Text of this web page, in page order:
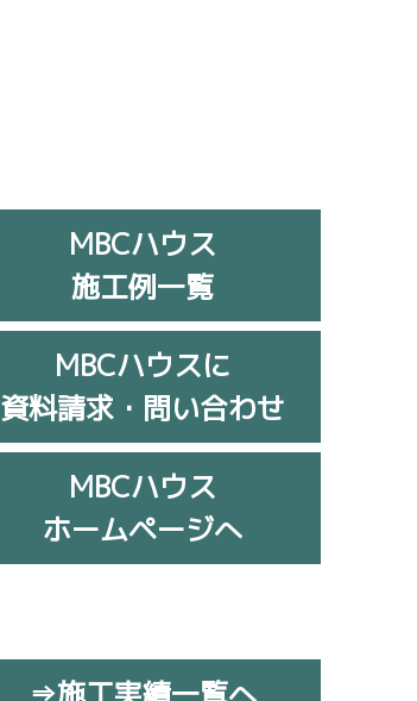
MBCハウス
施工例一覧
MBCハウスに
資料請求・問い合わせ
MBCハウス
ホームページへ